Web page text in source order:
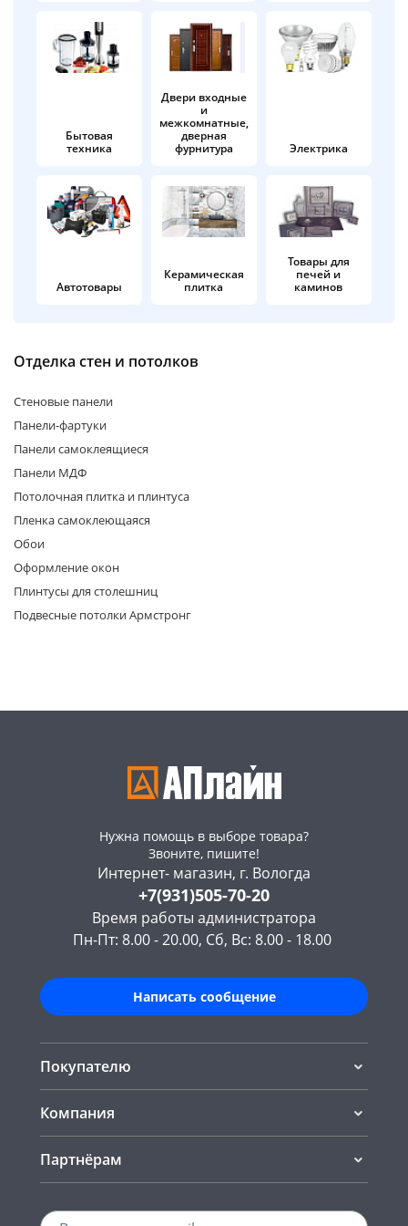
Бытовая
техника
Двери входные
и
межкомнатные,
дверная
фурнитура
Электрика
Автотовары
Керамическая
плитка
Товары для
печей и
каминов
Отделка стен и потолков
Стеновые панели
Панели-фартуки
Панели самоклеящиеся
Панели МДФ
Потолочная плитка и плинтуса
Пленка самоклеющаяся
Обои
Оформление окон
Плинтусы для столешниц
Подвесные потолки Армстронг
Нужна помощь в выборе товара?
Звоните, пишите!
Интернет- магазин, г. Вологда
+7(931)505-70-20
Время работы администратора
Пн-Пт: 8.00 - 20.00, Сб, Вс: 8.00 - 18.00
Написать сообщение
Покупателю
Компания
Партнёрам
об оплате Плайтом
раз в 2
недели
Остались вопросы?
8 800 302-02-51
plait.ru